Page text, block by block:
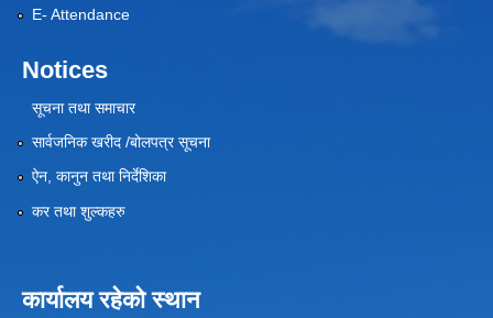
E- Attendance
Notices
सूचना तथा समाचार
सार्वजनिक खरीद /बोलपत्र सूचना
ऐन, कानुन तथा निर्देशिका
कर तथा शुल्कहरु
कार्यालय रहेको स्थान